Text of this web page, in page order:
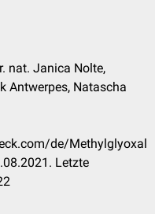
nat. Janica Nolte,
Antwerpes, Natascha
de/Methylglyoxal
Letzte